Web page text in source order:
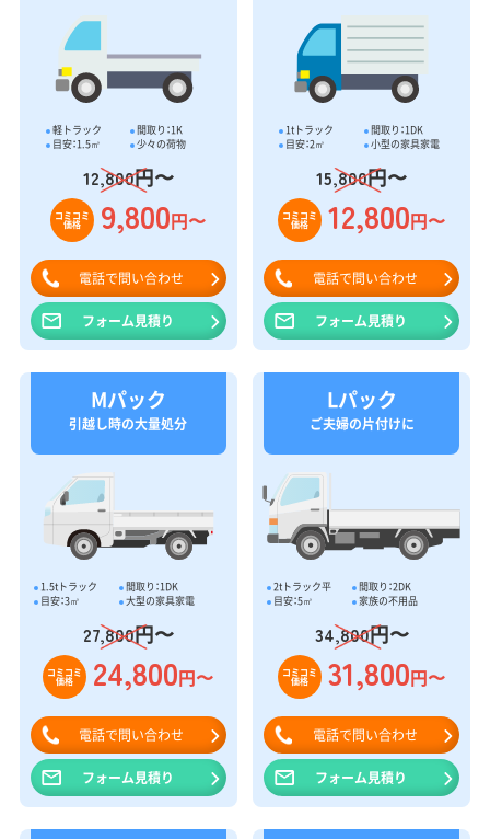
軽トラック
間取り：1K
目安：1.5㎥
少々の荷物
12,800円〜
コミコミ
価格 9,800円〜
電話で問い合わせ
フォーム見積り
1tトラック
間取り：1DK
目安：2㎥
小型の家具家電
15,800円〜
コミコミ
価格 12,800円〜
電話で問い合わせ
フォーム見積り
Mパック
引越し時の大量処分
1.5tトラック
間取り：1DK
目安：3㎥
大型の家具家電
27,800円〜
コミコミ
価格 24,800円〜
電話で問い合わせ
フォーム見積り
Lパック
ご夫婦の片付けに
2tトラック平
間取り：2DK
目安：5㎥
家族の不用品
34,800円〜
コミコミ
価格 31,800円〜
電話で問い合わせ
フォーム見積り